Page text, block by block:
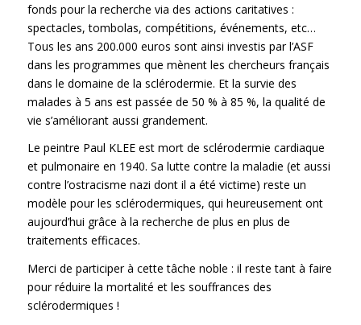
fonds pour la recherche via des actions caritatives :
spectacles, tombolas, compétitions, événements, etc…
Tous les ans 200.000 euros sont ainsi investis par l’ASF
dans les programmes que mènent les chercheurs français
dans le domaine de la sclérodermie. Et la survie des
malades à 5 ans est passée de 50 % à 85 %, la qualité de
vie s’améliorant aussi grandement.
Le peintre Paul KLEE est mort de sclérodermie cardiaque
et pulmonaire en 1940. Sa lutte contre la maladie (et aussi
contre l’ostracisme nazi dont il a été victime) reste un
modèle pour les sclérodermiques, qui heureusement ont
aujourd’hui grâce à la recherche de plus en plus de
traitements efficaces.
Merci de participer à cette tâche noble : il reste tant à faire
pour réduire la mortalité et les souffrances des
sclérodermiques !